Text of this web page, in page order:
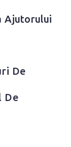
Ajutorului
De
De